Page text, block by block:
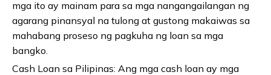
mga ito ay mainam para sa mga nangangailangan ng
agarang pinansyal na tulong at gustong makaiwas sa
mahabang proseso ng pagkuha ng loan sa mga
bangko.
Cash Loan sa Pilipinas: Ang mga cash loan ay mga